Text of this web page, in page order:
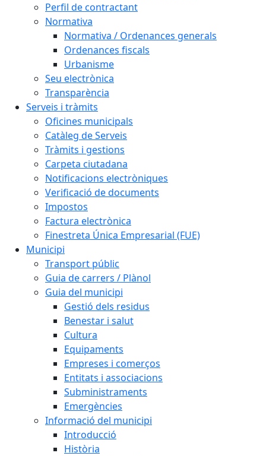
Perfil de contractant
Normativa
Normativa / Ordenances generals
Ordenances fiscals
Urbanisme
Seu electrònica
Transparència
Serveis i tràmits
Oficines municipals
Catàleg de Serveis
Tràmits i gestions
Carpeta ciutadana
Notificacions electròniques
Verificació de documents
Impostos
Factura electrònica
Finestreta Única Empresarial (FUE)
Municipi
Transport públic
Guia de carrers / Plànol
Guia del municipi
Gestió dels residus
Benestar i salut
Cultura
Equipaments
Empreses i comerços
Entitats i associacions
Subministraments
Emergències
Informació del municipi
Introducció
Història